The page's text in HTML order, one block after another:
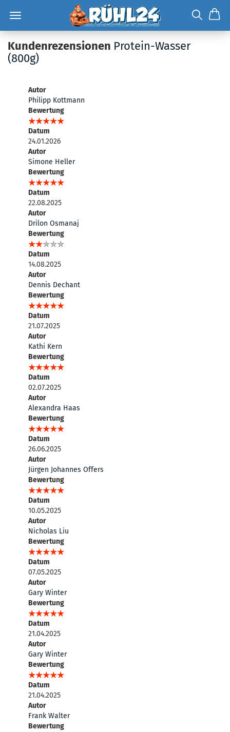
Kundenrezensionen Protein-Wasser
(800g)
Autor
Philipp Kottmann
Bewertung
Datum
24.01.2026
Autor
Simone Heller
Bewertung
Datum
22.08.2025
Autor
Drilon Osmanaj
Bewertung
Datum
14.08.2025
Autor
Dennis Dechant
Bewertung
Datum
21.07.2025
Autor
Kathi Kern
Bewertung
Datum
02.07.2025
Autor
Alexandra Haas
Bewertung
Datum
26.06.2025
Autor
Jürgen Johannes Offers
Bewertung
Datum
10.05.2025
Autor
Nicholas Liu
Bewertung
Datum
07.05.2025
Autor
Gary Winter
Bewertung
Datum
21.04.2025
Autor
Gary Winter
Bewertung
Datum
21.04.2025
Autor
Frank Walter
Bewertung